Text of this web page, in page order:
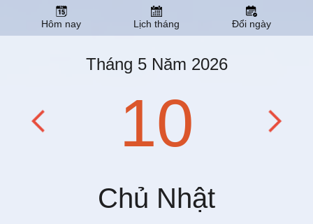
Hôm nay Lịch tháng Đổi ngày
Tháng 5 Năm 2026
10
Chủ Nhật